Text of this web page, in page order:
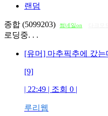
랜덤
종합 (5099203) 썸네일on
로딩중. . .
[유머] 마추픽추에 갔
[9]
| 22:49 | 조회 0 |
루리웹